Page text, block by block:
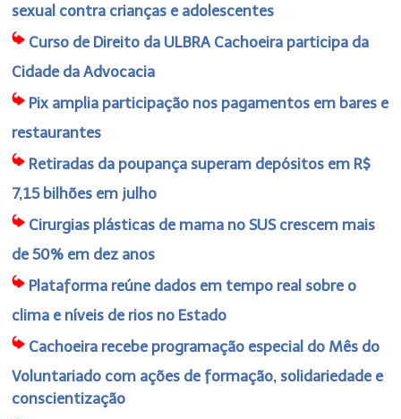
sexual contra crianças e adolescentes
Curso de Direito da ULBRA Cachoeira participa da
Cidade da Advocacia
Pix amplia participação nos pagamentos em bares e
restaurantes
Retiradas da poupança superam depósitos em R$
7,15 bilhões em julho
Cirurgias plásticas de mama no SUS crescem mais
de 50% em dez anos
Plataforma reúne dados em tempo real sobre o
clima e níveis de rios no Estado
Cachoeira recebe programação especial do Mês do
Voluntariado com ações de formação, solidariedade e
conscientização